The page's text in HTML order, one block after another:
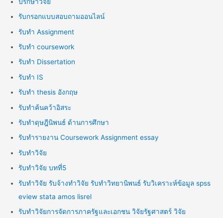
รับกรอกแบบสอบถามออนไลน์
รับทำ Assignment
รับทำ coursework
รับทำ Dissertation
รับทำ IS
รับทำ thesis อังกฤษ
รับทำค้นคว้าอิสระ
รับทำดุษฎีนิพนธ์ ด้านการศึกษา
รับทำรายงาน Coursework Assignment essay
รับทำวิจัย
รับทำวิจัย บทที่5
รับทำวิจัย รับจ้างทำวิจัย รับทำวิทยานิพนธ์ รับวิเคราะห์ข้อมูล spss
eview stata amos lisrel
รับทำวิจัยการจัดการภาครัฐและเอกชน วิจัยรัฐศาสตร์ วิจัย